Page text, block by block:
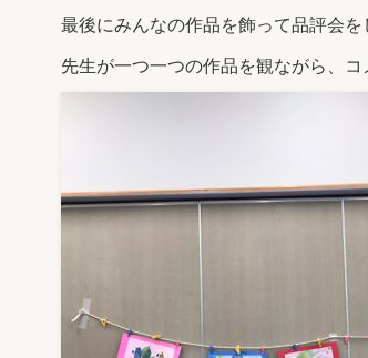
最後にみんなの作品を飾って品評会を
先生が一つ一つの作品を観ながら、